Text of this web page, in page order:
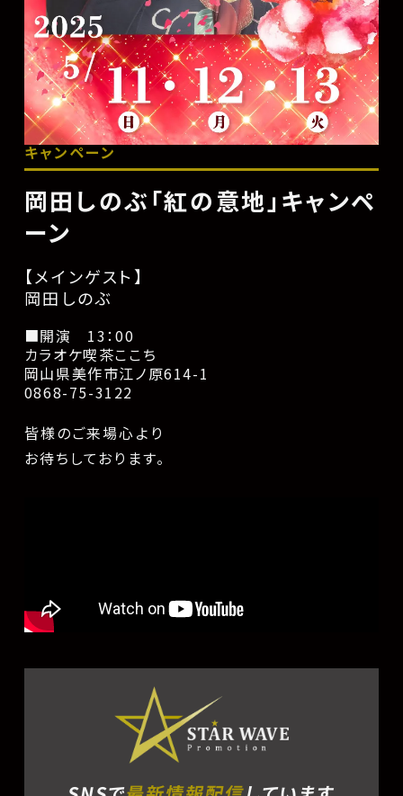
キャンペーン
岡田しのぶ「紅の意地」キャンペ
ーン
【メインゲスト】
岡田しのぶ
■開演 13：00
カラオケ喫茶ここち
岡山県美作市江ノ原614-1
0868-75-3122
皆様のご来場心より
お待ちしております。